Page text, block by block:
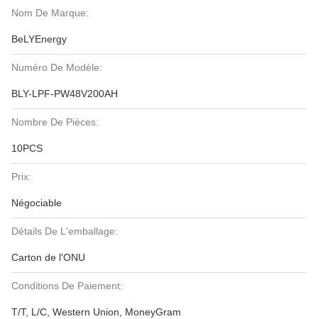
Nom De Marque:
BeLYEnergy
Numéro De Modèle:
BLY-LPF-PW48V200AH
Nombre De Pièces:
10PCS
Prix:
Négociable
Détails De L'emballage:
Carton de l'ONU
Conditions De Paiement:
T/T, L/C, Western Union, MoneyGram